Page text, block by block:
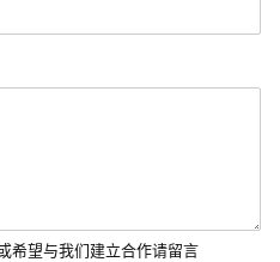
希望与我们建立合作请留言